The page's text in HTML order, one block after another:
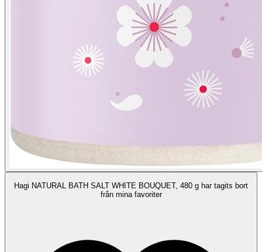
Hagi NATURAL BATH SALT WHITE BOUQUET, 480 g har tagits bort
från mina favoriter